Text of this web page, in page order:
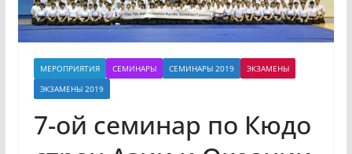
МЕРОПРИЯТИЯ СЕМИНАРЫ СЕМИНАРЫ 2019
ЭКЗАМЕНЫ
ЭКЗАМЕНЫ 2019
7-ой семинар по Кюдо